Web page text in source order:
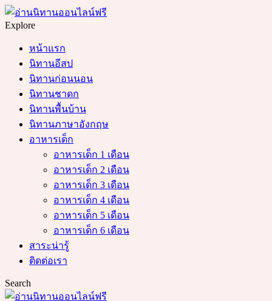
Menu
Search
Explore
หน้าแรก
นิทานอีสป
นิทานก่อนนอน
นิทานชาดก
นิทานพื้นบ้าน
นิทานภาษาอังกฤษ
อาหารเด็ก
อาหารเด็ก 1 เดือน
อาหารเด็ก 2 เดือน
อาหารเด็ก 3 เดือน
อาหารเด็ก 4 เดือน
อาหารเด็ก 5 เดือน
อาหารเด็ก 6 เดือน
สาระน่ารู้
ติดต่อเรา
Search